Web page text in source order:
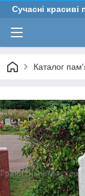
Сучасні красиві
Каталог